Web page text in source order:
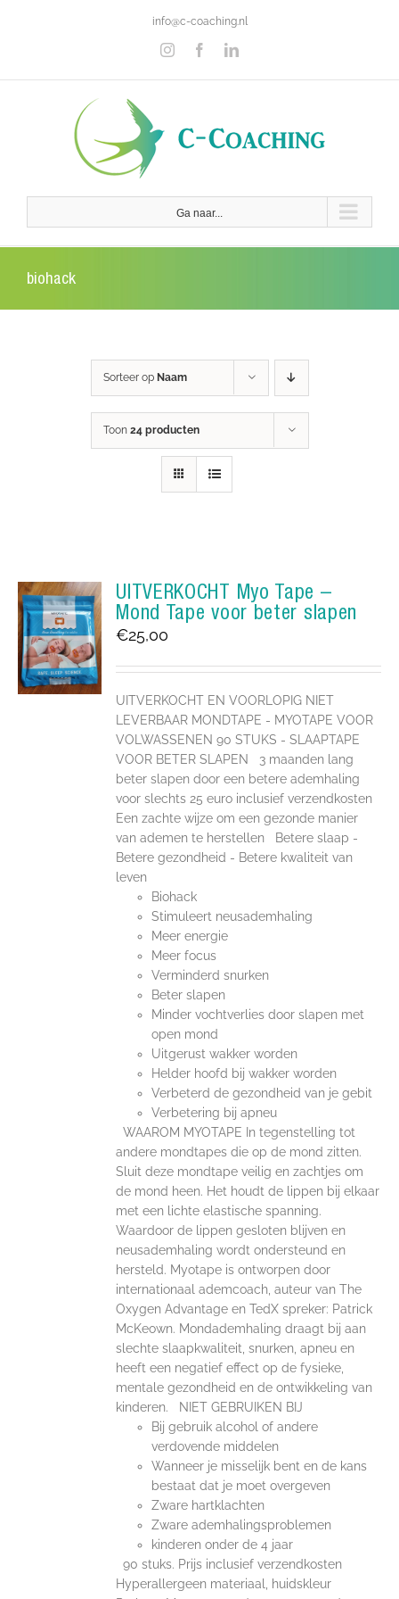
info@c-coaching.nl
InstagramFacebookLinkedIn
Ga naar...
biohack
Sorteer op Naam
Toon 24 producten
UITVERKOCHT Myo Tape –
Mond Tape voor beter slapen
€25,00
UITVERKOCHT EN VOORLOPIG NIET
LEVERBAAR MONDTAPE - MYOTAPE VOOR
VOLWASSENEN 90 STUKS - SLAAPTAPE
VOOR BETER SLAPEN 3 maanden lang
beter slapen door een betere ademhaling
voor slechts 25 euro inclusief verzendkosten
Een zachte wijze om een gezonde manier
van ademen te herstellen Betere slaap -
Betere gezondheid - Betere kwaliteit van
leven
Biohack
Stimuleert neusademhaling
Meer energie
Meer focus
Verminderd snurken
Beter slapen
Minder vochtverlies door slapen met
open mond
Uitgerust wakker worden
Helder hoofd bij wakker worden
Verbeterd de gezondheid van je gebit
Verbetering bij apneu
WAAROM MYOTAPE In tegenstelling tot
andere mondtapes die op de mond zitten.
Sluit deze mondtape veilig en zachtjes om
de mond heen. Het houdt de lippen bij elkaar
met een lichte elastische spanning.
Waardoor de lippen gesloten blijven en
neusademhaling wordt ondersteund en
hersteld. Myotape is ontworpen door
internationaal ademcoach, auteur van The
Oxygen Advantage en TedX spreker: Patrick
McKeown. Mondademhaling draagt bij aan
slechte slaapkwaliteit, snurken, apneu en
heeft een negatief effect op de fysieke,
mentale gezondheid en de ontwikkeling van
kinderen. NIET GEBRUIKEN BIJ
Bij gebruik alcohol of andere
verdovende middelen
Wanneer je misselijk bent en de kans
bestaat dat je moet overgeven
Zware hartklachten
Zware ademhalingsproblemen
kinderen onder de 4 jaar
90 stuks. Prijs inclusief verzendkosten
Hyperallergeen materiaal, huidskleur